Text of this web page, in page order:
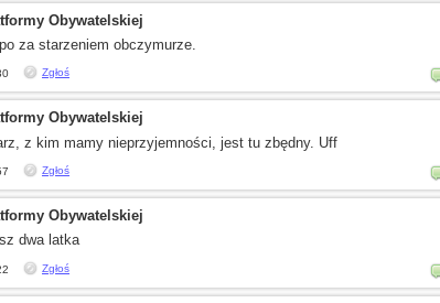
Obywatelskiej
za starzeniem obczymurze.
Zgłoś
Obywatelskiej
z kim mamy nieprzyjemności, jest tu zbędny. Uff
Zgłoś
Obywatelskiej
dwa latka
Zgłoś